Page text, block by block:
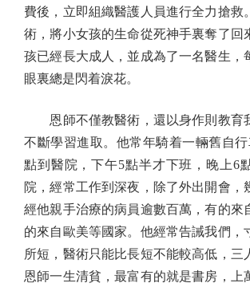
費後，立即組織醫護人員進行全力搶救
術，將小女孩的生命從死神手裏奪了回
孩已經長大成人，並成為了一名醫生，
眼裏總是閃着淚花。
恩師不僅教醫術，還以身作則教育
不斷學習進取。他常年騎着一輛舊自
點到醫院，下午5點半才下班，晚上6
院，經常工作到深夜，除了外出開會，
經他親手治療的病員逾數百萬，有的來
的來自歐美等國家。他經常告誡我們，
所短，醫術只能比長短不能較高低，三
恩師一生清貧，最富有的就是書房，上